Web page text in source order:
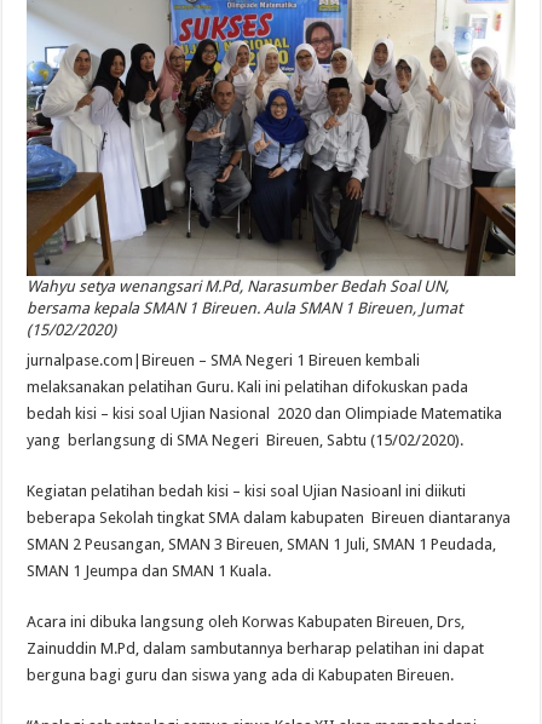
Wahyu setya wenangsari M.Pd, Narasumber Bedah Soal UN,
bersama kepala SMAN 1 Bireuen. Aula SMAN 1 Bireuen, Jumat
(15/02/2020)
jurnalpase.com|Bireuen – SMA Negeri 1 Bireuen kembali
melaksanakan pelatihan Guru. Kali ini pelatihan difokuskan pada
bedah kisi – kisi soal Ujian Nasional 2020 dan Olimpiade Matematika
yang berlangsung di SMA Negeri Bireuen, Sabtu (15/02/2020).
Kegiatan pelatihan bedah kisi – kisi soal Ujian Nasioanl ini diikuti
beberapa Sekolah tingkat SMA dalam kabupaten Bireuen diantaranya
SMAN 2 Peusangan, SMAN 3 Bireuen, SMAN 1 Juli, SMAN 1 Peudada,
SMAN 1 Jeumpa dan SMAN 1 Kuala.
Acara ini dibuka langsung oleh Korwas Kabupaten Bireuen, Drs,
Zainuddin M.Pd, dalam sambutannya berharap pelatihan ini dapat
berguna bagi guru dan siswa yang ada di Kabupaten Bireuen.